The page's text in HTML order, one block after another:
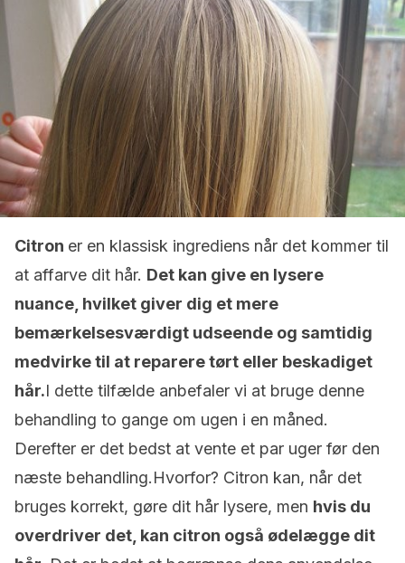
Citron er en klassisk ingrediens når det kommer til
at affarve dit hår. Det kan give en lysere
nuance, hvilket giver dig et mere
bemærkelsesværdigt udseende og samtidig
medvirke til at reparere tørt eller beskadiget
hår.I dette tilfælde anbefaler vi at bruge denne
behandling to gange om ugen i en måned.
Derefter er det bedst at vente et par uger før den
næste behandling.Hvorfor? Citron kan, når det
bruges korrekt, gøre dit hår lysere, men hvis du
overdriver det, kan citron også ødelægge dit